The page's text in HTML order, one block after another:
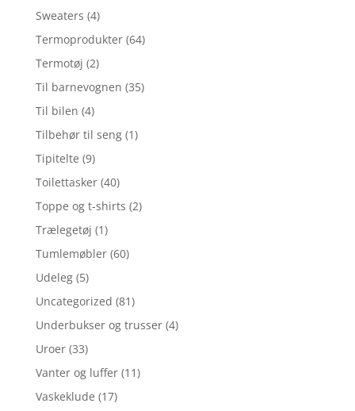
Sweaters (4)
Termoprodukter (64)
Termotøj (2)
Til barnevognen (35)
Til bilen (4)
Tilbehør til seng (1)
Tipitelte (9)
Toilettasker (40)
Toppe og t-shirts (2)
Trælegetøj (1)
Tumlemøbler (60)
Udeleg (5)
Uncategorized (81)
Underbukser og trusser (4)
Uroer (33)
Vanter og luffer (11)
Vaskeklude (17)